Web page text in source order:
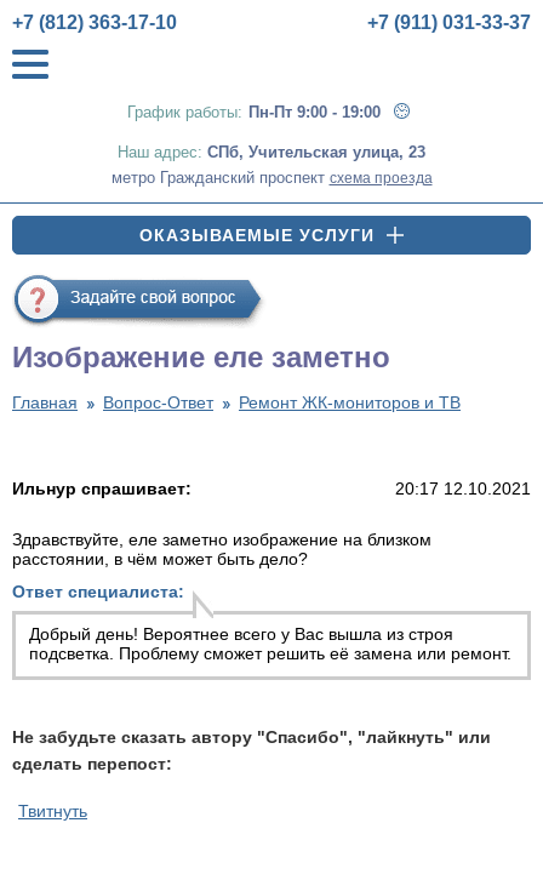
График работы: Пн-Пт 9:00 - 19:00
+7 (812) 363-17-10 +7 (911) 031-33-37
Наш адрес: СПб, Учительская улица, 23
метро Гражданский проспект схема проезда
ОКАЗЫВАЕМЫЕ УСЛУГИ
Изображение еле заметно
Главная Вопрос-Ответ Ремонт ЖК-мониторов и ТВ
Ильнур спрашивает: 20:17 12.10.2021
Здравствуйте, еле заметно изображение на близком
расстоянии, в чём может быть дело?
Ответ специалиста:
Добрый день! Вероятнее всего у Вас вышла из строя
подсветка. Проблему сможет решить её замена или ремонт.
Не забудьте сказать автору "Спасибо", "лайкнуть" или
сделать перепост:
Твитнуть